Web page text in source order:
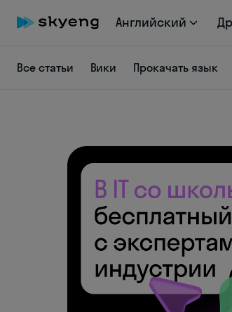
Английский
Все статьи Вики Прокачать язык